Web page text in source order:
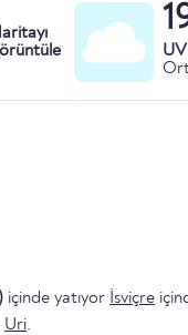
UV
içinde yatıyor İsviçre
Uri.